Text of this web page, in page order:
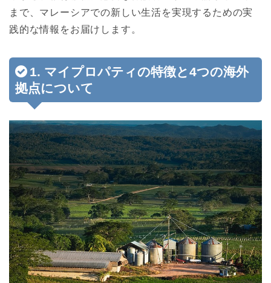
まで、マレーシアでの新しい生活を実現するための実
践的な情報をお届けします。
1. マイプロパティの特徴と4つの海外
拠点について